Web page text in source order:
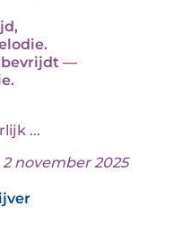
bevrijdt —
...
2 november 2025